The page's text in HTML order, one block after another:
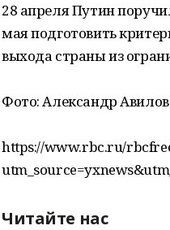
28 апреля Путин
мая подготовить
выхода страны из
Фото: Александр
https://www.rbc.ru/
Читайте нас